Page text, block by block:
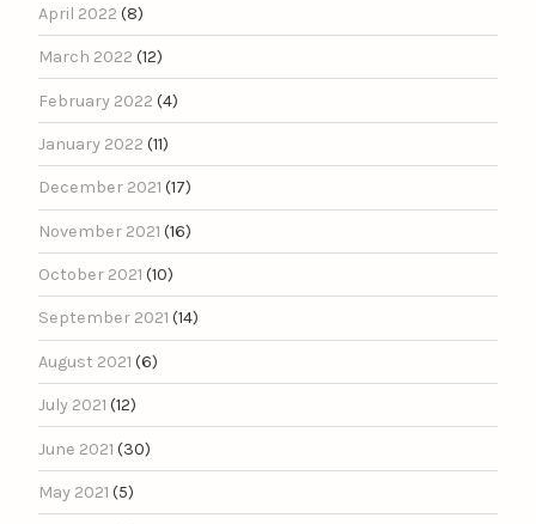
April 2022 (8)
March 2022 (12)
February 2022 (4)
January 2022 (11)
December 2021 (17)
November 2021 (16)
October 2021 (10)
September 2021 (14)
August 2021 (6)
July 2021 (12)
June 2021 (30)
May 2021 (5)